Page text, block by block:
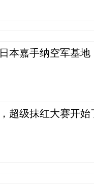
本嘉手纳空军基地
超级抹红大赛开始